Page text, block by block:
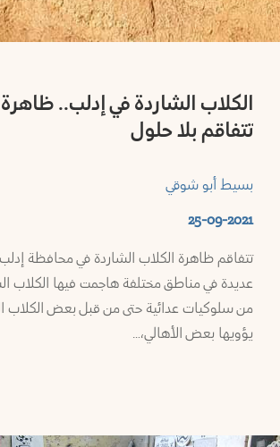
البريدية
الكلاب الشاردة في إدلب..
تتفاقم بلا حلول
بسيط أبو شوقي
25-09-2021
تتفاقم ظاهرة الكلاب الشاردة في محافظة
عديدة في مناطق مختلفة هاجمت فيها الكلاب
من سلوكيات عدائية حتى من قبل بعض الكلاب
يؤويها بعض الأهالي،…